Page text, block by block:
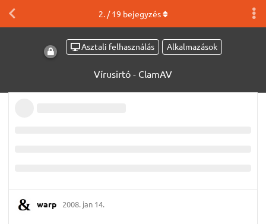
Asztali felhasználás Alkalmazások
Vírusirtó - ClamAV
2. /19 bejegyzés
warp 2008. jan 14.